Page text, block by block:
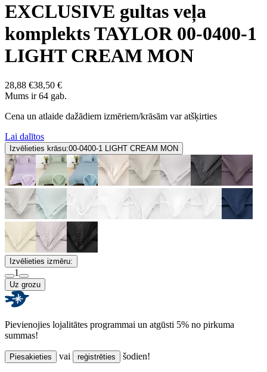
EXCLUSIVE gultas veļa
komplekts TAYLOR 00-0400-1
LIGHT CREAM MON
28,88 €38,50 €
Mums ir 64 gab.
Cena un atlaide dažādiem izmēriem/krāsām var atšķirties
Lai dalītos
Izvēlieties krāsu:00-0400-1 LIGHT CREAM MON
Izvēlieties izmēru:
1
Uz grozu
Pievienojies lojalitātes programmai un atgūsti 5% no pirkuma
summas!
Piesakieties vai reģistrēties šodien!